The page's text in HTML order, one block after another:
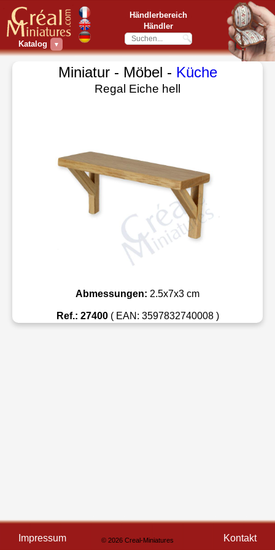
Katalog ▼
Händlerbereich
Händler
Miniatur - Möbel - Küche
Regal Eiche hell
Abmessungen: 2.5x7x3 cm
Ref.: 27400( EAN: 3597832740008 )
Impressum © 2026 Creal-Miniatures Kontakt